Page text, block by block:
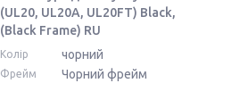
(UL20, UL20A, UL20FT) Black,
(Black Frame) RU
Колір чорний
Фрейм Чорний фрейм